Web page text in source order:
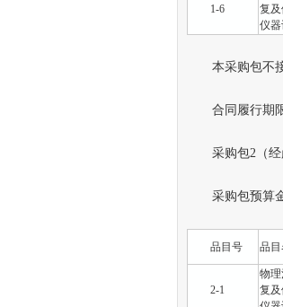
1-6
复
仪
本采购包不接
合同履行期限
采购包2（经
采购包预算金
品目号 品
2-1
物
复